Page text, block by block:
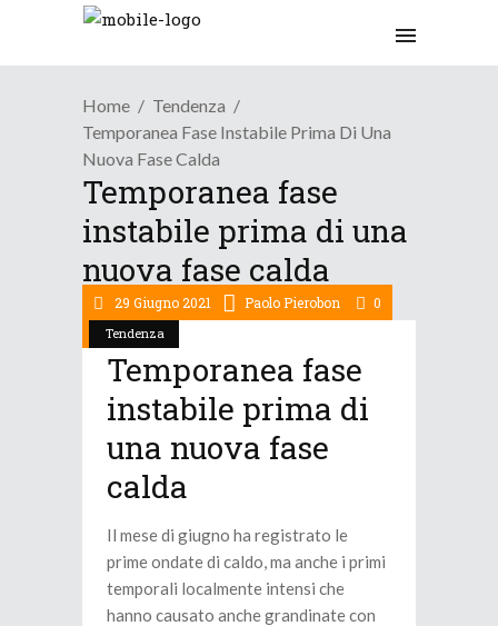
Home
Tendenza
Temporanea Fase Instabile Prima Di Una
Nuova Fase Calda
Temporanea fase
instabile prima di una
nuova fase calda
Tendenza
29 Giugno 2021 Paolo Pierobon 0
Temporanea fase
instabile prima di
una nuova fase
calda
Il mese di giugno ha registrato le
prime ondate di caldo, ma anche i primi
temporali localmente intensi che
hanno causato anche grandinate con